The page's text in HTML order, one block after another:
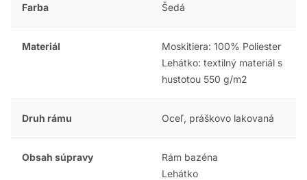
Farba Šedá
Materiál
Moskitiera: 100% Poliester
Lehátko: textilný materiál s
hustotou 550 g/m2
Druh rámu Oceľ, práškovo lakovaná
Obsah súpravy
Rám bazéna
Lehátko